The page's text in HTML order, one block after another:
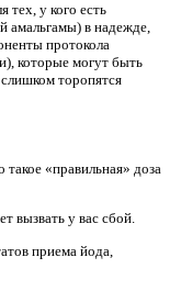
тех, у кого есть
амальгамы) в надежде,
протокола
которые могут быть
торопятся
«правильная» доза
вызвать у вас сбой.
приема йода,